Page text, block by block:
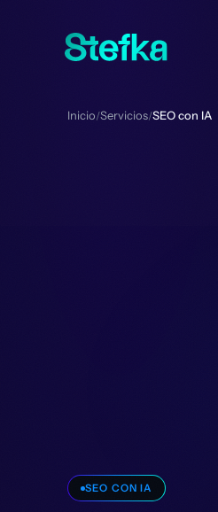
Inicio/Servicios/SEO con IA
SEO CON IA